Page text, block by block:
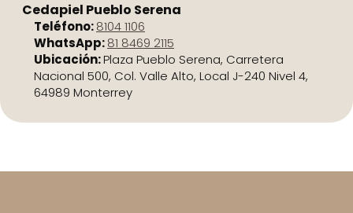
Cedapiel Pueblo Serena
Teléfono:8104 1106
WhatsApp:81 8469 2115
Ubicación:Plaza Pueblo Serena, Carretera
Nacional 500, Col. Valle Alto, Local J-240 Nivel 4,
64989 Monterrey